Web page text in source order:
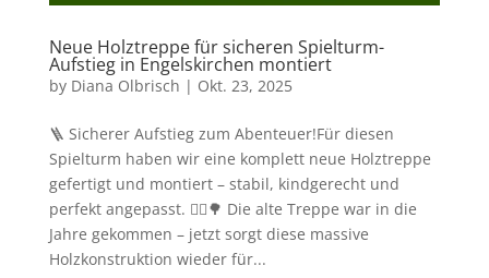
Neue Holztreppe für sicheren Spielturm-
Aufstieg in Engelskirchen montiert
by Diana Olbrisch | Okt. 23, 2025
🪜 Sicherer Aufstieg zum Abenteuer!Für diesen
Spielturm haben wir eine komplett neue Holztreppe
gefertigt und montiert – stabil, kindgerecht und
perfekt angepasst. 👷‍♂️🌳 Die alte Treppe war in die
Jahre gekommen – jetzt sorgt diese massive
Holzkonstruktion wieder für...